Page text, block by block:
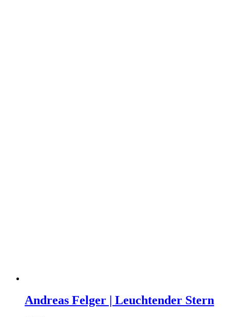
Andreas Felger | Leuchtender Stern